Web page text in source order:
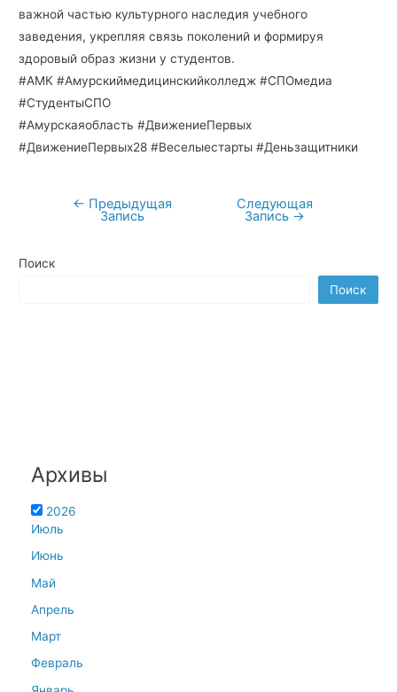
важной частью культурного наследия учебного
заведения, укрепляя связь поколений и формируя
здоровый образ жизни у студентов.
#АМК #Амурскиймедицинскийколледж #СПОмедиа
#СтудентыСПО
#Амурскаяобласть #ДвижениеПервых
#ДвижениеПервых28 #Веселыестарты #Деньзащитники
Навигация
← Предыдущая
Запись
Следующая
Запись →
Поиск
Поиск
Архивы
2026
Июль
Июнь
Май
Апрель
Март
Февраль